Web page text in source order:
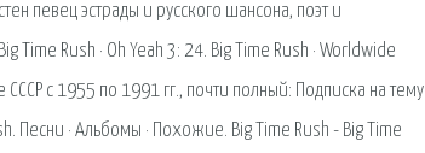
певец эстрады и русского шансона, поэт и
Time Rush · Oh Yeah 3: 24. Big Time Rush · Worldwide
с 1955 по 1991 гг., почти полный: Подписка на тему
Песни · Альбомы · Похожие. Big Time Rush - Big Time